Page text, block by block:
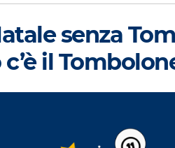
senza
il
Watch It Burn